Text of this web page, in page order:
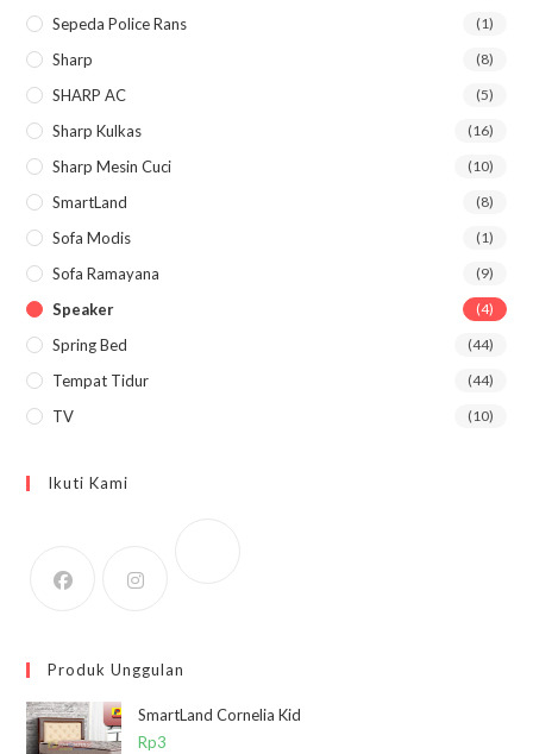
Sepeda Police Rans (1)
Sharp (8)
SHARP AC (5)
Sharp Kulkas (16)
Sharp Mesin Cuci (10)
SmartLand (8)
Sofa Modis (1)
Sofa Ramayana (9)
Speaker (4)
Spring Bed (44)
Tempat Tidur (44)
TV (10)
Ikuti Kami
Produk Unggulan
SmartLand Cornelia Kid
Rp3